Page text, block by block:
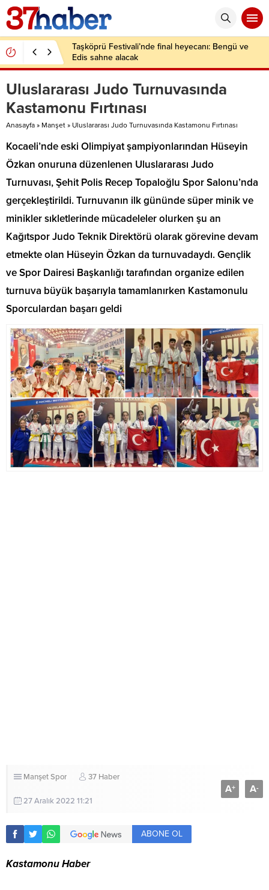
Taşköprü Festivali’nde final heyecanı: Bengü ve
Edis sahne alacak
Uluslararası Judo Turnuvasında
Kastamonu Fırtınası
Anasayfa » Manşet » Uluslararası Judo Turnuvasında Kastamonu Fırtınası
Kocaeli’nde eski Olimpiyat şampiyonlarından Hüseyin
Özkan onuruna düzenlenen Uluslararası Judo
Turnuvası, Şehit Polis Recep Topaloğlu Spor Salonu’nda
gerçekleştirildi. Turnuvanın ilk gününde süper minik ve
minikler sıkletlerinde mücadeleler olurken şu an
Kağıtspor Judo Teknik Direktörü olarak görevine devam
etmekte olan Hüseyin Özkan da turnuvadaydı. Gençlik
ve Spor Dairesi Başkanlığı tarafından organize edilen
turnuva büyük başarıyla tamamlanırken Kastamonulu
Sporculardan başarı geldi
ManşetSpor 37 Haber
27 Aralık 2022 11:21
A+ A-
ABONE OL
Kastamonu Haber